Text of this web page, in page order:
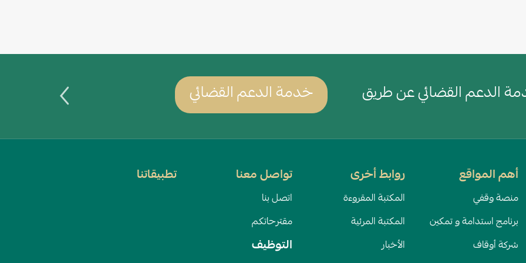
الدعم القضائي عن طريق خدمة الدعم القضائي
أهم المواقع
منصة وقفي
برنامج استدامة و تمكين
شركة أوقاف
روابط أخرى
المكتبة المقروءة
المكتبة المرئية
الأخبار
تواصل معنا
اتصل بنا
مقترحاتكم
التوظيف
تطبيقاتنا